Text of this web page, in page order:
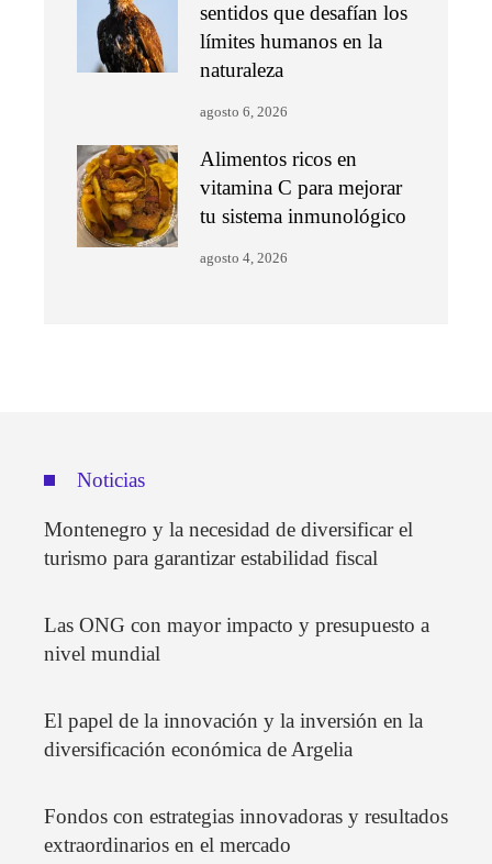
sentidos que desafían los
límites humanos en la
naturaleza
agosto 6, 2026
Alimentos ricos en
vitamina C para mejorar
tu sistema inmunológico
agosto 4, 2026
Noticias
Montenegro y la necesidad de diversificar el
turismo para garantizar estabilidad fiscal
Las ONG con mayor impacto y presupuesto a
nivel mundial
El papel de la innovación y la inversión en la
diversificación económica de Argelia
Fondos con estrategias innovadoras y resultados
extraordinarios en el mercado